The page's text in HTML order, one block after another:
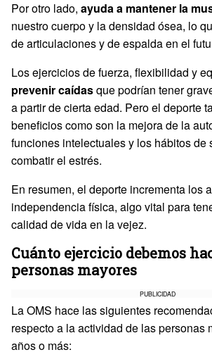
Por otro lado, ayuda a mantener la
nuestro cuerpo y la densidad ósea, lo
de articulaciones y de espalda en el
Los ejercicios de fuerza, flexibilidad y
prevenir caídasque podrían tener
a partir de cierta edad. Pero el deporte
beneficios como son la mejora de la
funciones intelectuales y los hábitos de
combatir el estrés.
En resumen, el deporte incrementa los
independencia física, algo vital para
calidad de vida en la vejez.
Cuánto ejercicio debemos
personas mayores
PUBLICIDAD
La OMS hace las siguientes
respecto a la actividad de las personas
años o más: